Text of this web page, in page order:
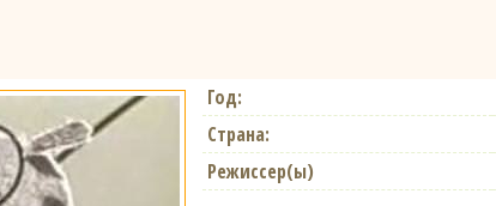
Год:
Страна:
Режиссер(ы)